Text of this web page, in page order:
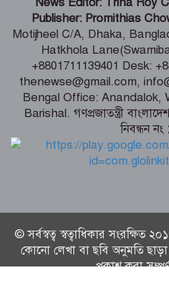
কক্সবাজারে
পরীক্ষাগার,
স্বরাষ্ট্রমন্ত্রী
ফ্যাসিস্টের
বছরও যেতে
Publisher: Promithias
Motijheel C/A, Dhaka,
Hatkhola
+8801711139401 Desk:
thenewse@gmail.com,
Bengal Office: Anandalok,
Barishal. গণপ্রজাতন্ত্রী
নিবন্ধন
© সর্বস্বত্ব স্বত্বাধিকার সংরক্ষিত
কোনো লেখা বা ছবি অনুমতি
প্রকাশ করা